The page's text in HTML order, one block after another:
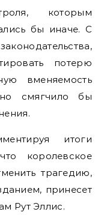
которым
бы иначе. С
потерю
вменяемость
смягчило бы
итоги
королевское
трагедию,
принесет
Рут Эллис.